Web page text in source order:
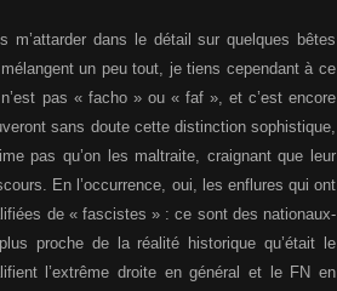
m’attarder dans le détail sur quelques bêtes
un peu tout, je tiens cependant à ce
pas « facho » ou « faf », et c’est encore
sans doute cette distinction sophistique,
pas qu’on les maltraite, craignant que leur
En l’occurrence, oui, les enflures qui ont
de « fascistes » : ce sont des nationaux-
proche de la réalité historique qu’était le
l’extrême droite en général et le FN en